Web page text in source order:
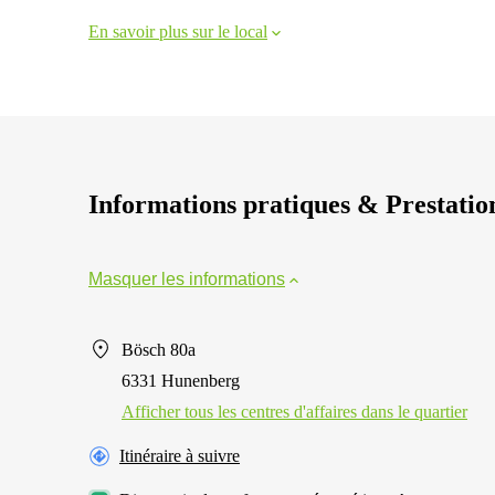
En savoir plus sur le local
Informations pratiques &
Masquer les informations
Bösch 80a
6331 Hunenberg
Afficher tous les centres d'affaires dans le quartier
Itinéraire à suivre